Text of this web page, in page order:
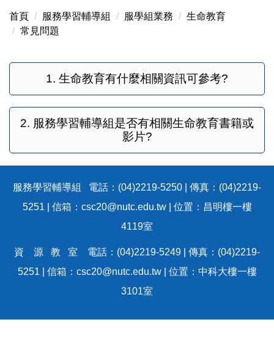
生命教育
成果資料
常見問題
首頁 服務學習輔導組 服學組業務
生命教育
常見問題
1. 生命教育有什麼相關資訊可參考?
2. 服務學習輔導組是否有相關生命教育書籍或
影片?
服務學習輔導組 電話：(04)2219-5250 | 傳真：(04)2219-
5251 | 信箱：csc20@nutc.edu.tw | 位置：昌明樓一樓
4119室
資 源 教 室 電話：(04)2219-5249 | 傳真：(04)2219-
5251 | 信箱：csc20@nutc.edu.tw | 位置：中科大樓一樓
3101室